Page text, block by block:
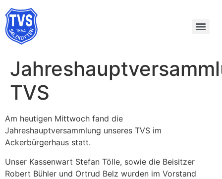
TVS
Am heutigen Mittwoch fand die
Jahreshauptversammlung unseres TVS im
Ackerbürgerhaus statt.
Unser Kassenwart Stefan Tölle, sowie die Beisitzer
Robert Bühler und Ortrud Belz wurden im Vorstand